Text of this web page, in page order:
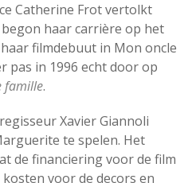
Catherine Frot vertolkt
haar carrière op het
filmdebuut in Mon oncle
pas in 1996 echt door op
famille.
Xavier Giannoli
te spelen. Het
de financiering voor de film
voor de decors en